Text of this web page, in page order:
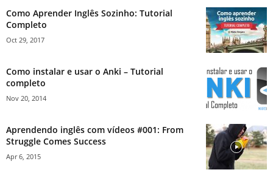
Como Aprender Inglês Sozinho: Tutorial
Completo
Oct 29, 2017
Como instalar e usar o Anki – Tutorial
completo
Nov 20, 2014
Aprendendo inglês com vídeos #001: From
Struggle Comes Success
Apr 6, 2015